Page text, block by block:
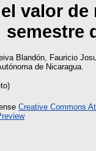
valor de
semestre
Blandón, Fauricio
de Nicaragua.
Creative Commons